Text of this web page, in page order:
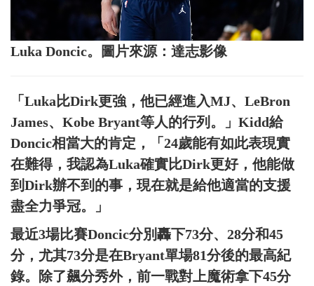
Luka Doncic。圖片來源：達志影像
「Luka比Dirk更強，他已經進入MJ、LeBron
James、Kobe Bryant等人的行列。」Kidd給
Doncic相當大的肯定，「24歲能有如此表現實
在難得，我認為Luka確實比Dirk更好，他能做
到Dirk辦不到的事，現在就是給他適當的支援
盡全力爭冠。」
最近3場比賽Doncic分別轟下73分、28分和45
分，尤其73分是在Bryant單場81分後的最高紀
錄。除了飆分秀外，前一戰對上魔術拿下45分